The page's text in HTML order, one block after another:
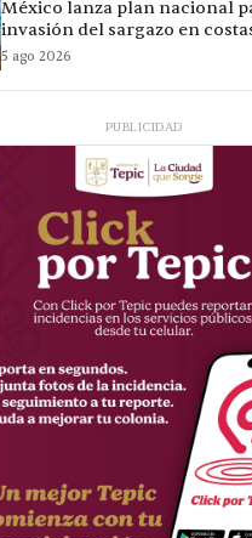
México lanza plan nacional
invasión del sargazo en
5 ago 2026
PUBLICIDAD